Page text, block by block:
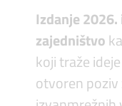
Izdanje
zajedništvo
koji traže
otvoren poziv